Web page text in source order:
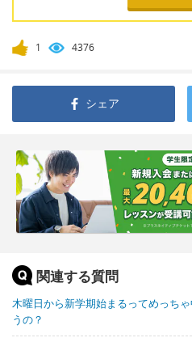
1 4376
シェア
関連する質問
木曜日から新学期始まるってめっち
うの？